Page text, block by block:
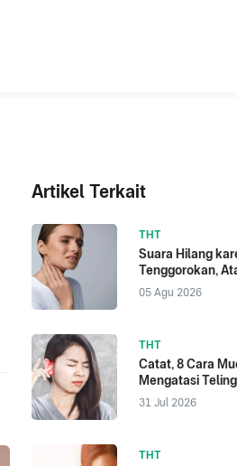
Artikel Terkait
THT
Suara Hilang
Tenggorokan,
05 Agu 2026
THT
Catat, 8 Cara
Mengatasi
31 Jul 2026
THT